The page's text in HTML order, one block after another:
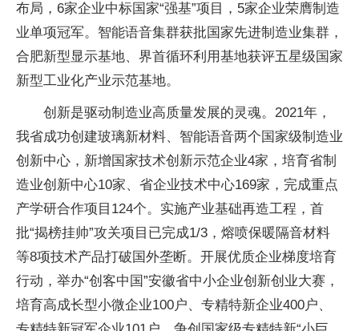
布局，6家企业中标国家“强基”项目，5家企业荣膺制造
业单项冠军。智能语音集群获批国家先进制造业集群，
合肥新型显示基地、界首循环利用基地获评五星级国家
新型工业化产业示范基地。
创新是驱动制造业高质量发展的灵魂。2021年，
我省成功创建玻璃新材料、智能语音两个国家级制造业
创新中心，新增国家技术创新示范企业4家，培育省制
造业创新中心10家、省企业技术中心169家，完成重点
产学研合作项目124个。实施产业基础再造工程，首
批“揭榜挂帅”攻关项目已完成1/3，熔喷保暖隔音材料
等8项技术产品打破国外垄断。开展优质企业梯度培育
行动，举办“创客中国”安徽省中小企业创新创业大赛，
培育高成长型小微企业100户、专精特新企业400户、